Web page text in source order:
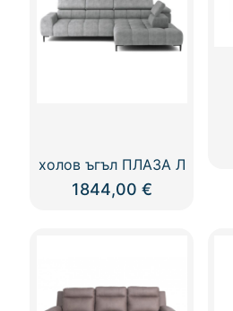
холов ъгъл ПЛАЗА Л
1844,00 €